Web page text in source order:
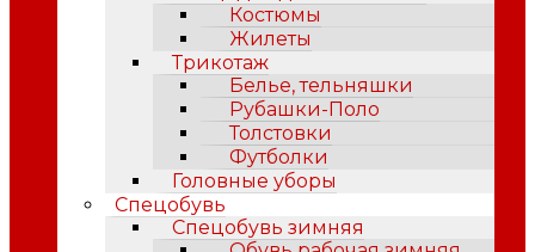
Костюмы
Жилеты
Трикотаж
Белье, тельняшки
Рубашки-Поло
Толстовки
Футболки
Головные уборы
Спецобувь
Спецобувь зимняя